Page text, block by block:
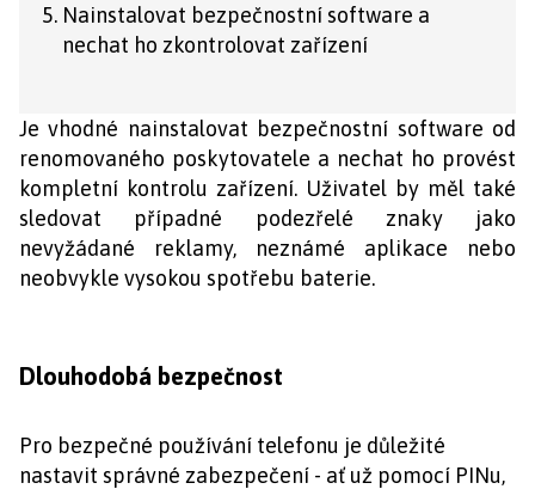
Nainstalovat bezpečnostní software a
nechat ho zkontrolovat zařízení
Je vhodné nainstalovat bezpečnostní software od
renomovaného poskytovatele a nechat ho provést
kompletní kontrolu zařízení. Uživatel by měl také
sledovat případné podezřelé znaky jako
nevyžádané reklamy, neznámé aplikace nebo
neobvykle vysokou spotřebu baterie.
Dlouhodobá bezpečnost
Pro bezpečné používání telefonu je důležité
nastavit správné zabezpečení - ať už pomocí PINu,